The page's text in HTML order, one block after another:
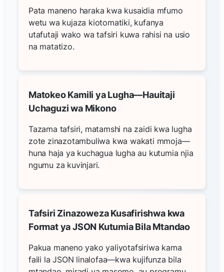
Pata maneno haraka kwa kusaidia mfumo
wetu wa kujaza kiotomatiki, kufanya
utafutaji wako wa tafsiri kuwa rahisi na usio
na matatizo.
Matokeo Kamili ya Lugha—Hauitaji
Uchaguzi wa Mikono
Tazama tafsiri, matamshi na zaidi kwa lugha
zote zinazotambuliwa kwa wakati mmoja—
huna haja ya kuchagua lugha au kutumia njia
ngumu za kuvinjari.
Tafsiri Zinazoweza Kusafirishwa kwa
Format ya JSON Kutumia Bila Mtandao
Pakua maneno yako yaliyotafsiriwa kama
faili la JSON linalofaa—kwa kujifunza bila